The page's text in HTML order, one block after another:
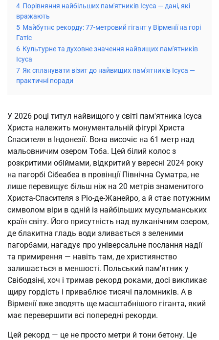
4 Порівняння найбільших пам'ятників Ісуса — дані, які
вражають
5 Майбутнє рекорду: 77-метровий гігант у Вірменії на горі
Гатіс
6 Культурне та духовне значення найвищих пам'ятників
Ісуса
7 Як спланувати візит до найвищих пам'ятників Ісуса —
практичні поради
У 2026 році титул найвищого у світі пам'ятника Ісуса
Христа належить монументальній фігурі Христа
Спасителя в Індонезії. Вона височіє на 61 метр над
мальовничим озером Тоба. Цей білий колос з
розкритими обіймами, відкритий у вересні 2024 року
на пагорбі Сібеабеа в провінції Північна Суматра, не
лише перевищує більш ніж на 20 метрів знаменитого
Христа-Спасителя з Ріо-де-Жанейро, а й стає потужним
символом віри в одній із найбільших мусульманських
країн світу. Його присутність над вулканічним озером,
де блакитна гладь води зливається з зеленими
пагорбами, нагадує про універсальне послання надії
та примирення — навіть там, де християнство
залишається в меншості. Польський пам'ятник у
Свібодзіні, хоч і тримав рекорд роками, досі викликає
щиру гордість і приваблює тисячі паломників. А в
Вірменії вже зводять ще масштабнішого гіганта, який
має перевершити всі попередні рекорди.
Цей рекорд — це не просто метри й тони бетону. Це